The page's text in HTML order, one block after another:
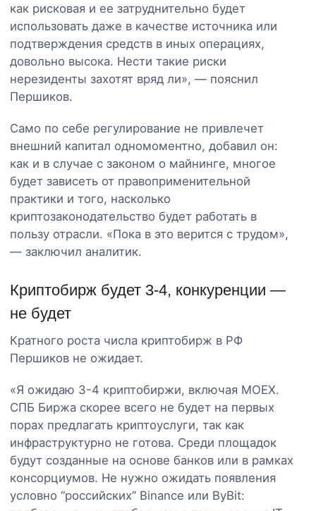
как рисковая и ее затруднительно будет
использовать даже в качестве источника или
подтверждения средств в иных операциях,
довольно высока. Нести такие риски
нерезиденты захотят вряд ли», — пояснил
Першиков.
Само по себе регулирование не привлечет
внешний капитал одномоментно, добавил он:
как и в случае с законом о майнинге, многое
будет зависеть от правоприменительной
практики и того, насколько
криптозаконодательство будет работать в
пользу отрасли. «Пока в это верится с трудом»,
— заключил аналитик.
Криптобирж будет 3-4, конкуренции —
не будет
Кратного роста числа криптобирж в РФ
Першиков не ожидает.
«Я ожидаю 3-4 криптобиржи, включая MOEX.
СПБ Биржа скорее всего не будет на первых
порах предлагать криптоуслуги, так как
инфраструктурно не готова. Среди площадок
будут созданные на основе банков или в рамках
консорциумов. Не нужно ожидать появления
условно “российских” Binance или ByBit: